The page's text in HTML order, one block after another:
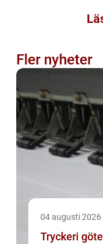
Fler nyheter
04 augusti 2026
Tryckeri